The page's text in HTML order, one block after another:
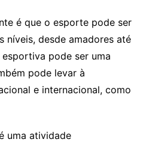
é que o esporte pode ser
níveis, desde amadores até
pode ser uma
pode levar à
e internacional, como
uma atividade